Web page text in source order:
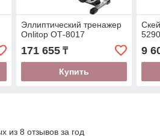
Эллиптический тренажер
Onlitop ОТ-8017
171 655₸
Купить
9
из 8 отзывов за год